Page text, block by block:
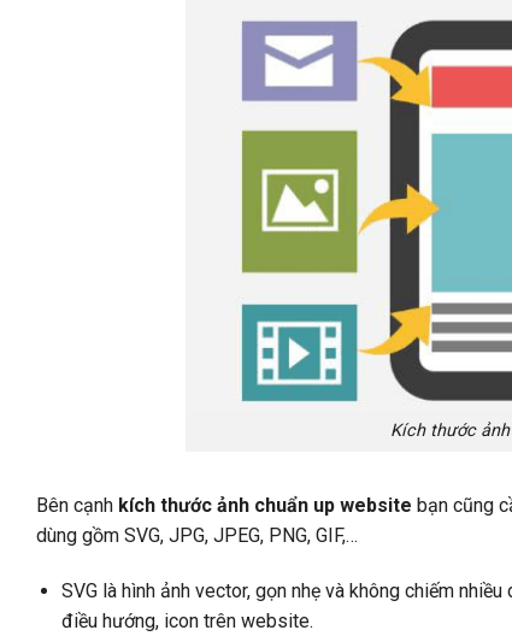
Kích thước
Bên cạnh kích thước ảnh chuẩn up website bạn cũng
dùng gồm SVG, JPG, JPEG, PNG, GIF,…
SVG là hình ảnh vector, gọn nhẹ và không chiếm
điều hướng, icon trên website.